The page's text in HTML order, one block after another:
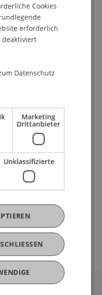
Fachzeitschrift
LL.M.
Compliance
School
und
Cookies
erforderlich
deaktiviert
Datenschutz
Marketing
Drittanbieter
Unklassifizierte